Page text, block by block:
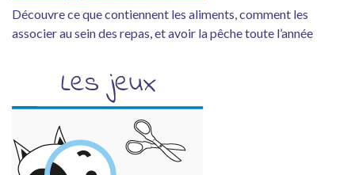
Découvre ce que contiennent les aliments, comment les
associer au sein des repas, et avoir la pêche toute l’année